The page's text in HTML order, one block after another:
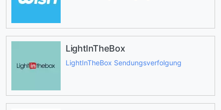
LightInTheBox
LightInTheBox Sendungsverfolgung